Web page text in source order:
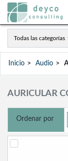
Todas las categorías
Inicio Audio
AURICULAR
Ordenar por